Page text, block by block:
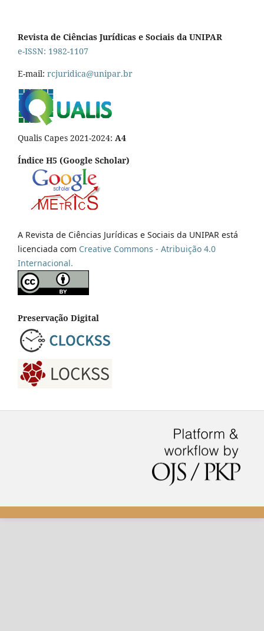
Revista de Ciências Jurídicas e Sociais da UNIPAR
e-ISSN: 1982-1107
E-mail: rcjuridica@unipar.br
Qualis Capes 2021-2024: A4
Índice H5 (Google Scholar)
A Revista de Ciências Jurídicas e Sociais da UNIPAR está
licenciada com Creative Commons - Atribuição 4.0
Internacional.
Preservação Digital